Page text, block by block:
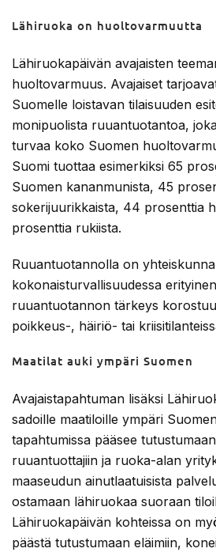
Lähiruoka on huoltovarmuutta
Lähiruokapäivän avajaisten
huoltovarmuus. Avajaiset
Suomelle loistavan tilaisuuden
monipuolista ruuantuotantoa,
turvaa koko Suomen
Suomi tuottaa esimerkiksi 65
Suomen kananmunista, 45
sokerijuurikkaista, 44 prosenttia
prosenttia rukiista.
Ruuantuotannolla on
kokonaisturvallisuudessa
ruuantuotannon tärkeys
poikkeus-, häiriö- tai
Maatilat auki ympäri Suomen
Avajaistapahtuman lisäksi
sadoille maatiloille ympäri
tapahtumissa pääsee
ruuantuottajiin ja ruoka-alan
maaseudun ainutlaatuisista
ostamaan lähiruokaa suoraan
Lähiruokapäivän kohteissa on
päästä tutustumaan eläimiin,